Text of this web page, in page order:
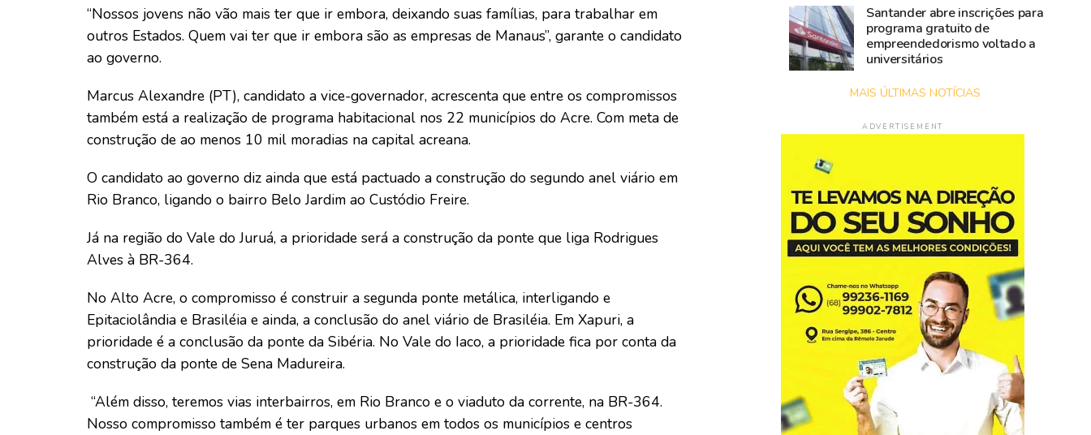
“Nossos jovens não vão mais ter que ir embora, deixando suas famílias, para trabalhar em
outros Estados. Quem vai ter que ir embora são as empresas de Manaus”, garante o candidato
ao governo.
Marcus Alexandre (PT), candidato a vice-governador, acrescenta que entre os compromissos
também está a realização de programa habitacional nos 22 municípios do Acre. Com meta de
construção de ao menos 10 mil moradias na capital acreana.
O candidato ao governo diz ainda que está pactuado a construção do segundo anel viário em
Rio Branco, ligando o bairro Belo Jardim ao Custódio Freire.
Já na região do Vale do Juruá, a prioridade será a construção da ponte que liga Rodrigues
Alves à BR-364.
No Alto Acre, o compromisso é construir a segunda ponte metálica, interligando e
Epitaciolândia e Brasiléia e ainda, a conclusão do anel viário de Brasiléia. Em Xapuri, a
prioridade é a conclusão da ponte da Sibéria. No Vale do Iaco, a prioridade fica por conta da
construção da ponte de Sena Madureira.
“Além disso, teremos vias interbairros, em Rio Branco e o viaduto da corrente, na BR-364.
Nosso compromisso também é ter parques urbanos em todos os municípios e centros
Santander abre inscrições para
programa gratuito de
empreendedorismo voltado a
universitários
MAIS ÚLTIMAS NOTÍCIAS
ADVERTISEMENT